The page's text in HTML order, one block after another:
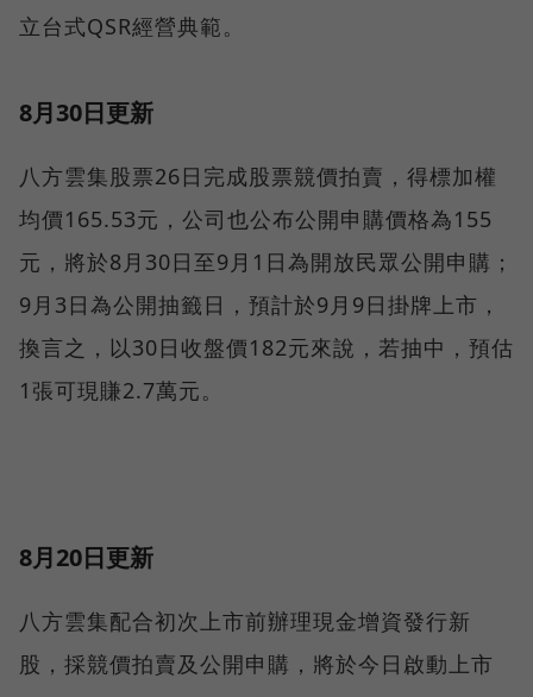
立台式QSR經營典範。
8月30日更新
八方雲集股票26日完成股票競價拍賣，得標加權
均價165.53元，公司也公布公開申購價格為155
元，將於8月30日至9月1日為開放民眾公開申購；
9月3日為公開抽籤日，預計於9月9日掛牌上市，
換言之，以30日收盤價182元來說，若抽中，預估
1張可現賺2.7萬元。
8月20日更新
八方雲集配合初次上市前辦理現金增資發行新
股，採競價拍賣及公開申購，將於今日啟動上市